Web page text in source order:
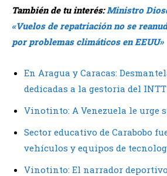
También de tu interés:Ministro
«Vuelos de repatriación no se
por problemas climáticos en EEUU»
En Aragua y Caracas:
dedicadas a la gestoria del INTT
Vinotinto: A Venezuela le urge
Sector educativo de Carabobo
vehículos y equipos de
Vinotinto: El narrador deportivo